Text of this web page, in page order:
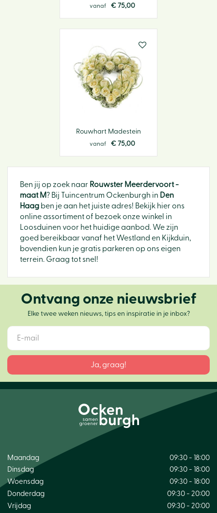
vanaf € 75,00
Rouwhart Madestein
vanaf € 75,00
Ben jij op zoek naar Rouwster Meerdervoort -
maat M? Bij Tuincentrum Ockenburgh in Den
Haag ben je aan het juiste adres! Bekijk hier ons
online assortiment of bezoek onze winkel in
Loosduinen voor het huidige aanbod. We zijn
goed bereikbaar vanaf het Westland en Kijkduin,
bovendien kun je gratis parkeren op ons eigen
terrein. Graag tot snel!
Ontvang onze nieuwsbrief
Elke twee weken nieuws, tips en inspiratie in je inbox?
Maandag
09:30 - 18:00
Dinsdag
09:30 - 18:00
Woensdag
09:30 - 18:00
Donderdag
09:30 - 20:00
Vrijdag
09:30 - 20:00